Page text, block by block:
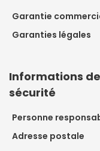
Garantie
Garanties légales
Informations de
sécurité
Personne
Adresse postale